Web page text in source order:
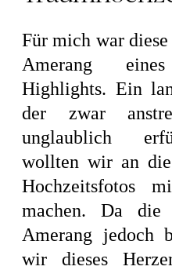
Für mich war
Amerang
Highlights. Ein
der zwar
unglaublich
wollten wir an
Hochzeitsfotos
machen. Da
Amerang jedoch
wir dieses